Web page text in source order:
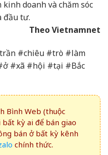
doanh và chăm sóc
đầu tư.
Theo Vietnamnet
#chiêu #trò #làm
#xã #hội #tại #Bắc
Bình Web (thuộc
kỳ ai để bán giao
bán ở bất kỳ kênh
chính thức.